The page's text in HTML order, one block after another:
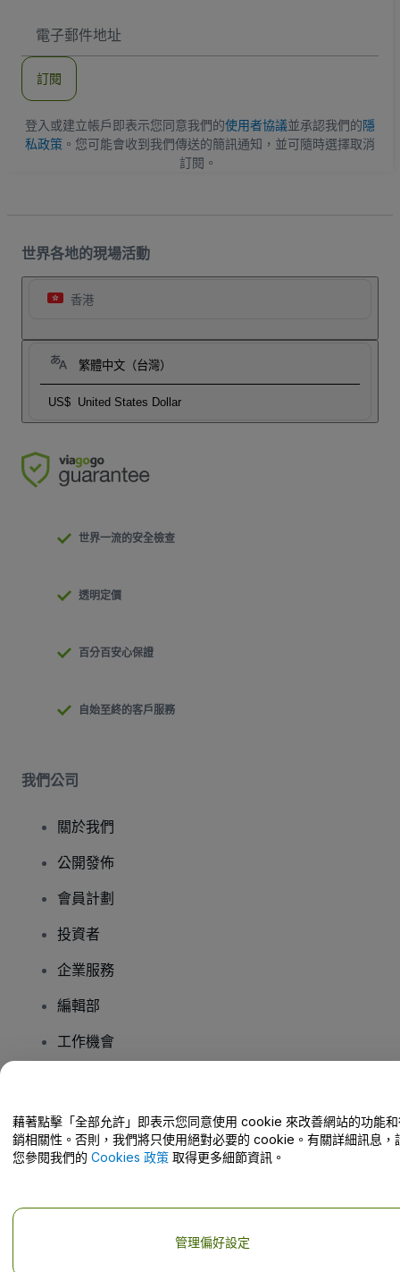
子
地
訂閱
登入或建立帳戶即表示您同意我們的使用者協議並承認我們的隱
私政策 。您可能會收到我們傳送的簡訊通知，並可隨時選擇取消
訂閱。
世界各地的現場活動
香港
繁體中文（台灣）
US$ United States Dollar
世界一流的安全檢查
透明定價
百分百安心保證
自始至終的客戶服務
我們公司
關於我們
公開發佈
會員計劃
投資者
企業服務
編輯部
工作機會
幫助中心 / 聯絡我們
公司詳情
藉著點擊「全部允許」即表示您同意使用 cookie 來改善網站的功能
銷相關性。否則，我們將只使用絕對必要的 cookie。有關詳細訊息，
您參閱我們的 Cookies 政策 取得更多細節資訊。
管理偏好設定